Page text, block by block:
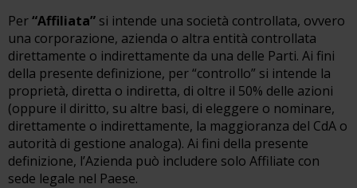
Per“Affiliata” si intende una società controllata, ovvero
una corporazione, azienda o altra entità controllata
direttamente o indirettamente da una delle Parti. Ai fini
della presente definizione, per “controllo” si intende la
proprietà, diretta o indiretta, di oltre il 50% delle azioni
(oppure il diritto, su altre basi, di eleggere o nominare,
direttamente o indirettamente, la maggioranza del CdA o
autorità di gestione analoga). Ai fini della presente
definizione, l’Azienda può includere solo Affiliate con
sede legale nel Paese.